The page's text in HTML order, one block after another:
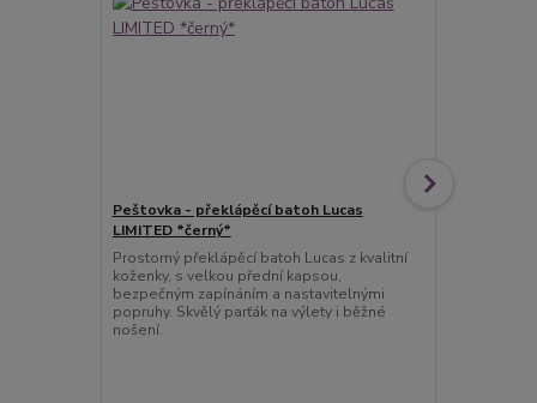
Peštovka - překlápěcí batoh Lucas
LIMITED *černý*
Prostorný překlápěcí batoh Lucas z kvalitní
koženky, s velkou přední kapsou,
bezpečným zapínáním a nastavitelnými
popruhy. Skvělý parťák na výlety i běžné
nošení.